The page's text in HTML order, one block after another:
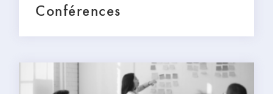
Conférences